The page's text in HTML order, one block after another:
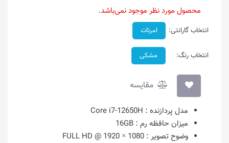
محصول مورد نظر موجود نمی‌باشد.
انتخاب گارانتی: امرتات
انتخاب رنگ: مشکی
مقایسه
مدل پردازنده : Core i7-12650H
میزان حافظه رم : 16GB
وضوح تصویر : 1080 × 1920 @ FULL HD